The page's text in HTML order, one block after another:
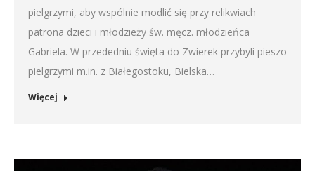
pielgrzymi, aby wspólnie modlić się przy relikwiach
patrona dzieci i młodzieży św. męcz. młodzieńca
Gabriela. W przededniu święta do Zwierek przybyli pieszo
pielgrzymi m.in. z Białegostoku, Bielska…
Więcej